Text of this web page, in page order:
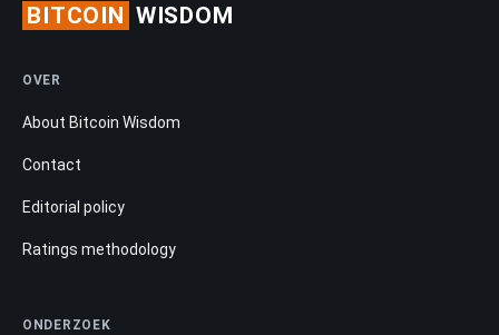
BITCOIN WISDOM
OVER
About Bitcoin Wisdom
Contact
Editorial policy
Ratings methodology
ONDERZOEK